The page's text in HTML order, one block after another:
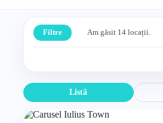
Filtre Am găsit 14 locații.
Listă